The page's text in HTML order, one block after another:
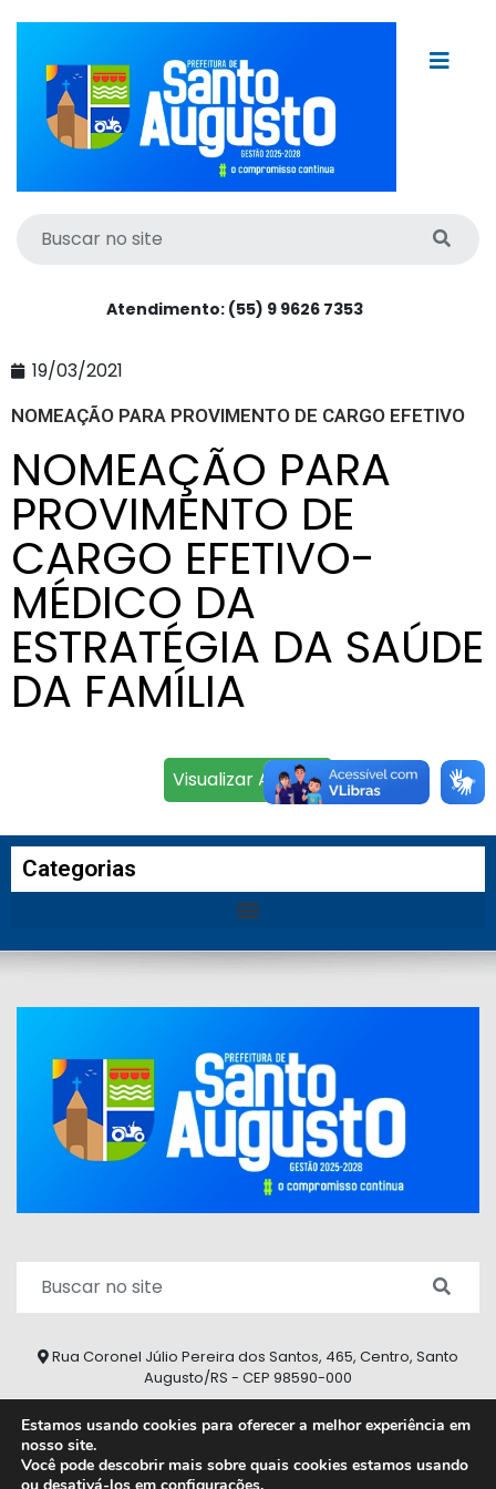
Atendimento: (55) 9 9626 7353
19/03/2021
NOMEAÇÃO PARA PROVIMENTO DE CARGO EFETIVO
NOMEAÇÃO PARA
PROVIMENTO DE
CARGO EFETIVO-
MÉDICO DA
ESTRATÉGIA DA SAÚDE
DA FAMÍLIA
Visualizar Arquivo
Categorias
Rua Coronel Júlio Pereira dos Santos, 465, Centro, Santo
Augusto/RS - CEP 98590-000
Estamos usando cookies para oferecer a melhor experiência em
nosso site.
Você pode descobrir mais sobre quais cookies estamos usando